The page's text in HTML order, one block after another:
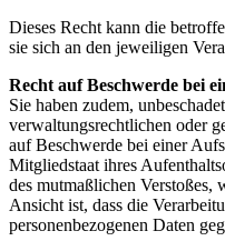
Dieses Recht kann die
sie sich an den jeweiligen
Recht auf Beschwerde bei
Sie haben zudem,
verwaltungsrechtlichen oder
auf Beschwerde bei einer
Mitgliedstaat ihres
des mutmaßlichen Verstoßes,
Ansicht ist, dass die
personenbezogenen Daten